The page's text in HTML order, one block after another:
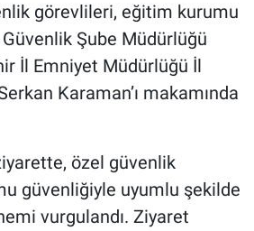
görevlileri, eğitim kurumu
Şube Müdürlüğü
İl Emniyet Müdürlüğü İl
Karaman’ı makamında
özel güvenlik
güvenliğiyle uyumlu şekilde
vurgulandı. Ziyaret